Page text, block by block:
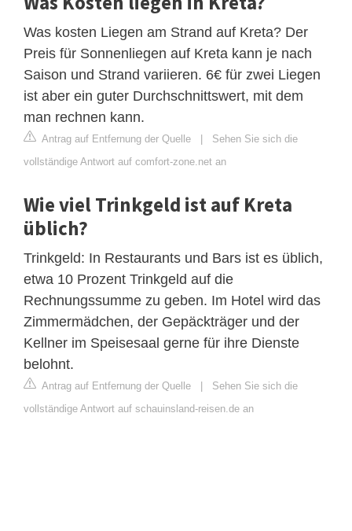
Was kosten Liegen am Strand auf Kreta? Der
Preis für Sonnenliegen auf Kreta kann je nach
Saison und Strand variieren. 6€ für zwei Liegen
ist aber ein guter Durchschnittswert, mit dem
man rechnen kann.
Antrag auf Entfernung der Quelle
Sehen Sie sich die
vollständige Antwort auf comfort-zone.net an
Wie viel Trinkgeld ist auf Kreta
üblich?
Trinkgeld: In Restaurants und Bars ist es üblich,
etwa 10 Prozent Trinkgeld auf die
Rechnungssumme zu geben. Im Hotel wird das
Zimmermädchen, der Gepäckträger und der
Kellner im Speisesaal gerne für ihre Dienste
belohnt.
Antrag auf Entfernung der Quelle
Sehen Sie sich die
vollständige Antwort auf schauinsland-reisen.de an